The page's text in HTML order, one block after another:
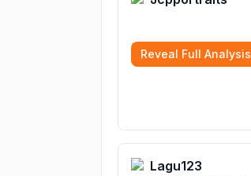
Reveal Full Analysis
Lagu123